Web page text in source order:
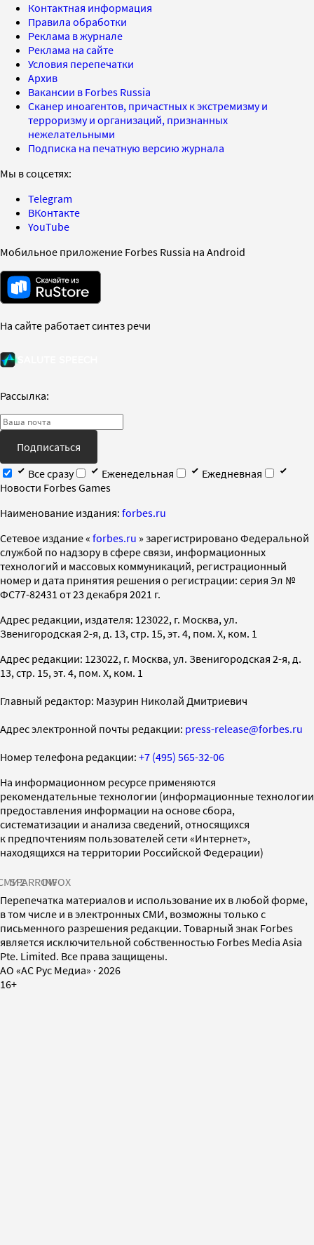
Контактная информация
Правила обработки
Реклама в журнале
Реклама на сайте
Условия перепечатки
Архив
Вакансии в Forbes Russia
Сканер иноагентов, причастных к экстремизму и
терроризму и организаций, признанных
нежелательными
Подписка на печатную версию журнала
Мы в соцсетях:
Telegram
ВКонтакте
YouTube
Мобильное приложение Forbes Russia на Android
На сайте работает синтез речи
Рассылка:
Подписаться
Все сразу
Еженедельная
Ежедневная
Новости Forbes Games
Наименование издания: forbes.ru
Cетевое издание « forbes.ru » зарегистрировано Федеральной
службой по надзору в сфере связи, информационных
технологий и массовых коммуникаций, регистрационный
номер и дата принятия решения о регистрации: серия Эл №
ФС77-82431 от 23 декабря 2021 г.
Адрес редакции, издателя: 123022, г. Москва, ул.
Звенигородская 2-я, д. 13, стр. 15, эт. 4, пом. X, ком. 1
Адрес редакции: 123022, г. Москва, ул. Звенигородская 2-я, д.
13, стр. 15, эт. 4, пом. X, ком. 1
Главный редактор: Мазурин Николай Дмитриевич
Адрес электронной почты редакции: press-release@forbes.ru
Номер телефона редакции: +7 (495) 565-32-06
На информационном ресурсе применяются
рекомендательные технологии (информационные технологии
предоставления информации на основе сбора,
систематизации и анализа сведений, относящихся
к предпочтениям пользователей сети «Интернет»,
находящихся на территории Российской Федерации)
SPARROWINFOX
Перепечатка материалов и использование их в любой форме,
в том числе и в электронных СМИ, возможны только с
письменного разрешения редакции. Товарный знак Forbes
является исключительной собственностью Forbes Media Asia
Pte. Limited. Все права защищены.
AO «АС Рус Медиа» · 2026
16+